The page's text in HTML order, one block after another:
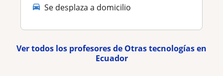
Se desplaza a domicilio
Ver todos los profesores de Otras tecnologías en
Ecuador